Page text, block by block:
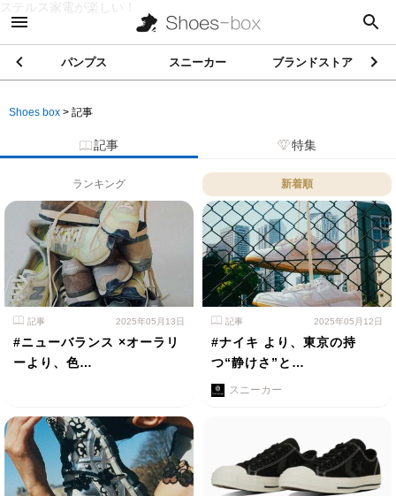
ステルス家電が楽しい！
パンプス スニーカー ブランドストア
Shoes box > 記事
記事 特集
ランキング 新着順
記事 2025年05月13日
#ニューバランス ×オーラリ
ーより、色…
記事 2025年05月12日
#ナイキ より、東京の持
つ“静けさ”と…
スニーカー